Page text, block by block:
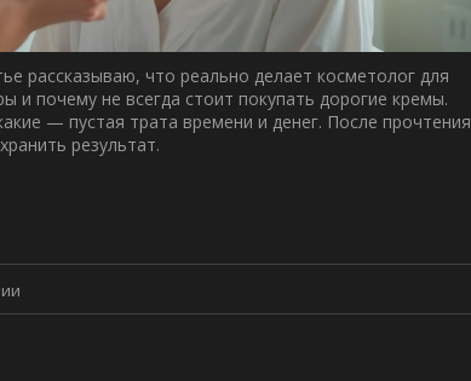
рассказываю, что реально делает косметолог для
почему не всегда стоит покупать дорогие кремы.
— пустая трата времени и денег. После прочтения
результат.